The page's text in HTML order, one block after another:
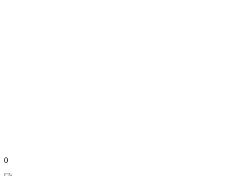
0